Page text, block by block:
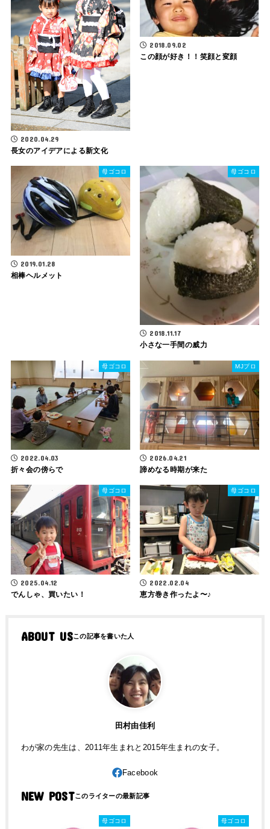
2020.04.29
長女のアイデアによる新文化
2018.09.02
この顔が好き！！笑顔と変顔
母ゴコロ
2019.01.28
相棒ヘルメット
母ゴコロ
2018.11.17
小さな一手間の威力
母ゴコロ
2022.04.03
折々会の傍らで
MJプロ
2026.04.21
諦めなる時期が来た
母ゴコロ
2025.04.12
でんしゃ、買いたい！
母ゴコロ
2022.02.04
恵方巻き作ったよ〜♪
ABOUT US
田村由佳利
わが家の先生は、2011年生まれと2015年生まれの女子。
NEW POST
母ゴコロ 母ゴコロ